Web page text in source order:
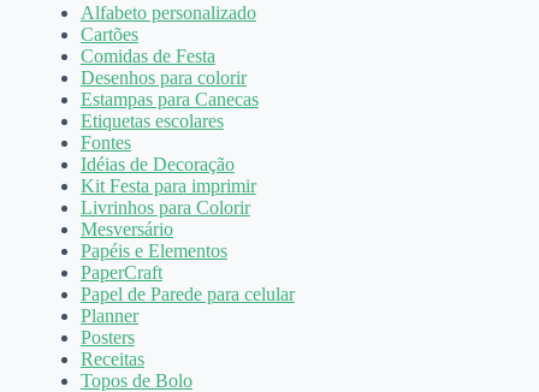
Alfabeto personalizado
Cartões
Comidas de Festa
Desenhos para colorir
Estampas para Canecas
Etiquetas escolares
Fontes
Idéias de Decoração
Kit Festa para imprimir
Livrinhos para Colorir
Mesversário
Papéis e Elementos
PaperCraft
Papel de Parede para celular
Planner
Posters
Receitas
Topos de Bolo